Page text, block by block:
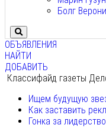
Болг
ОБЪЯВЛЕНИЯ
НАЙТИ
ДОБАВИТЬ
Классифайд газеты
Ищем будущую
Как заставить
Гонка за